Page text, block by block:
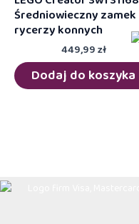
Średniowieczny zamek
rycerzy konnych
449,99zł
Dodaj do koszyka